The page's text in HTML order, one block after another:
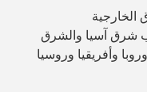
شرق آسيا والشرق
وأفريقيا وروسيا